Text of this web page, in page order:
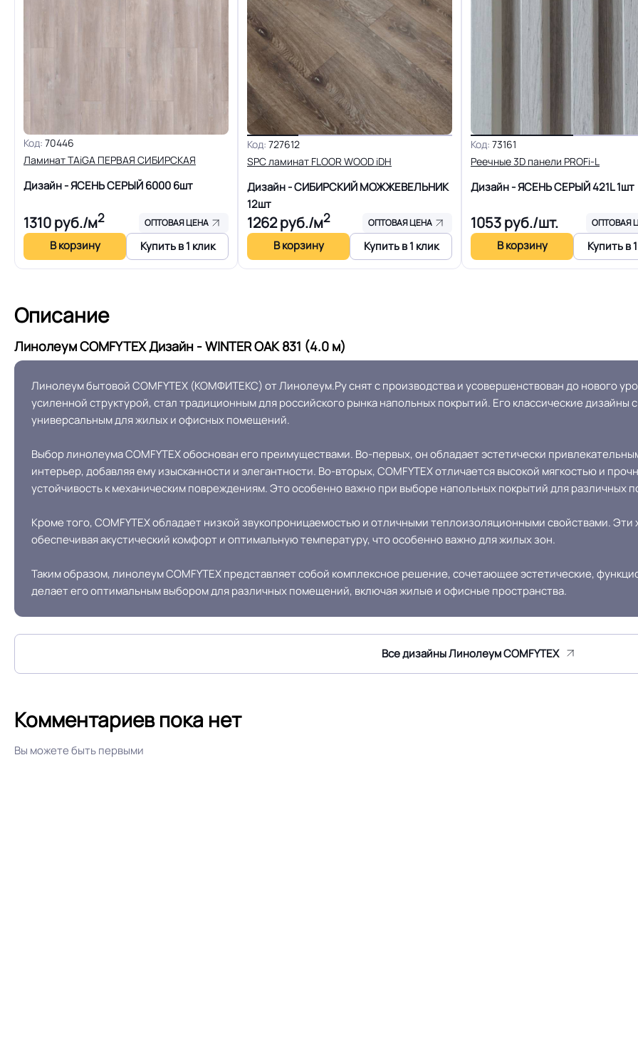
R9 Вес 1 м.кв.
10 лет Длина рулон.
Шумоизоляция 18 Дб Форма поставки и мин.
Полы с подогревом (max +27C) Система стыковки швов
Производственная площадка или
Россия
Безопасность материала
Остаточная деформация
Условия хранения Крытое, сухое помещение.
Код: 70446
Ламинат TAiGA ПЕРВАЯ СИБИРСКАЯ
Дизайн - ЯСЕНЬ СЕРЫЙ 60006шт
1310руб./м2 ОПТОВАЯ ЦЕНА
В корзину Купить в 1 клик
Код: 727612
SPC ламинат FLOOR WOOD iDH
Дизайн - СИБИРСКИЙ МОЖЖЕВЕЛЬНИК
12шт
1262руб./м2 ОПТОВАЯ ЦЕНА
В корзину Купить в 1 клик
Код: 73161
Реечные 3D панели PROFi-L
Дизайн - ЯСЕНЬ СЕРЫЙ 421L1шт
1053руб./шт. ОПТОВАЯ
В корзину Купить в
Описание
Линолеум COMFYTEX Дизайн - WINTER OAK 831 (4.0 м)
Линолеум бытовой COMFYTEX (КОМФИТЕКС) от Линолеум.Ру снят с производства и усовершенствован до нового
усиленной структурой, стал традиционным для российского рынка напольных покрытий. Его классические дизайны
универсальным для жилых и офисных помещений.
Выбор линолеума COMFYTEX обоснован его преимуществами. Во-первых, он обладает эстетически
интерьер, добавляя ему изысканности и элегантности. Во-вторых, COMFYTEX отличается высокой мягкостью и
устойчивость к механическим повреждениям. Это особенно важно при выборе напольных покрытий для различных
Кроме того, COMFYTEX обладает низкой звукопроницаемостью и отличными теплоизоляционными свойствами.
обеспечивая акустический комфорт и оптимальную температуру, что особенно важно для жилых зон.
Таким образом, линолеум COMFYTEX представляет собой комплексное решение, сочетающее эстетические,
делает его оптимальным выбором для различных помещений, включая жилые и офисные пространства.
Все дизайны Линолеум COMFYTEX
Комментариев пока нет
Вы можете быть первыми